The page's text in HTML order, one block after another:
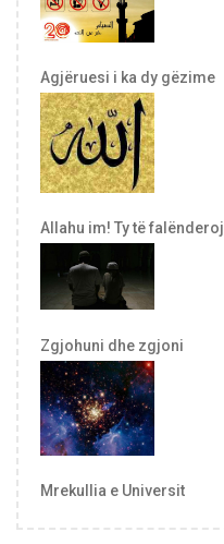
Agjëruesi i ka dy gëzime
Allahu im! Ty të falënderoj
Zgjohuni dhe zgjoni
Mrekullia e Universit